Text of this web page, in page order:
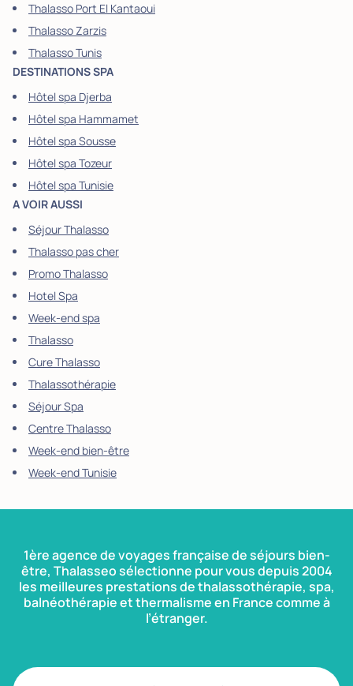
Thalasso Port El Kantaoui
Thalasso Zarzis
Thalasso Tunis
DESTINATIONS SPA
Hôtel spa Djerba
Hôtel spa Hammamet
Hôtel spa Sousse
Hôtel spa Tozeur
Hôtel spa Tunisie
A VOIR AUSSI
Séjour Thalasso
Thalasso pas cher
Promo Thalasso
Hotel Spa
Week-end spa
Thalasso
Cure Thalasso
Thalassothérapie
Séjour Spa
Centre Thalasso
Week-end bien-être
Week-end Tunisie
1ère agence de voyages française de séjours bien-
être, Thalasseo sélectionne pour vous depuis 2004
les meilleures prestations de thalassothérapie, spa,
balnéothérapie et thermalisme en France comme à
l’étranger.